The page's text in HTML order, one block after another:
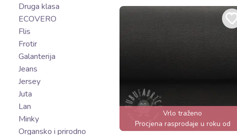
Druga klasa
ECOVERO
Flis
Frotir
Galanterija
Jeans
Jersey
Juta
Lan
Minky
Organsko i prirodno
Vrlo traženo
Procjena rasprodaje u roku od